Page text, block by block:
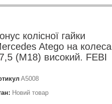
колісної гайки
Atego на колеса
(M18) високий. FEBI
A5008
Новий товар